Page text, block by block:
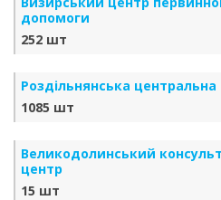
допомоги
252 шт
Роздільнянська центральна
1085 шт
Великодолинський
центр
15 шт